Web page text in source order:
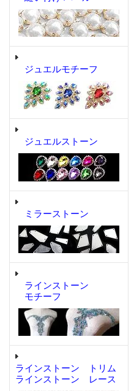
ジュエルモチーフ
ジュエルストーン
ミラーストーン
ラインストーン
モチーフ
ラインストーン トリム
ラインストーン レース